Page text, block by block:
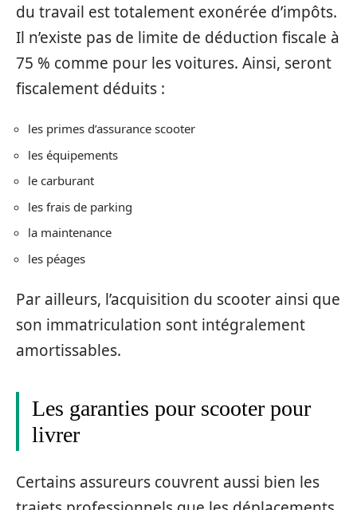
du travail est totalement exonérée d’impôts.
Il n’existe pas de limite de déduction fiscale à
75 % comme pour les voitures. Ainsi, seront
fiscalement déduits :
les primes d’assurance scooter
les équipements
le carburant
les frais de parking
la maintenance
les péages
Par ailleurs, l’acquisition du scooter ainsi que
son immatriculation sont intégralement
amortissables.
Les garanties pour scooter pour
livrer
Certains assureurs couvrent aussi bien les